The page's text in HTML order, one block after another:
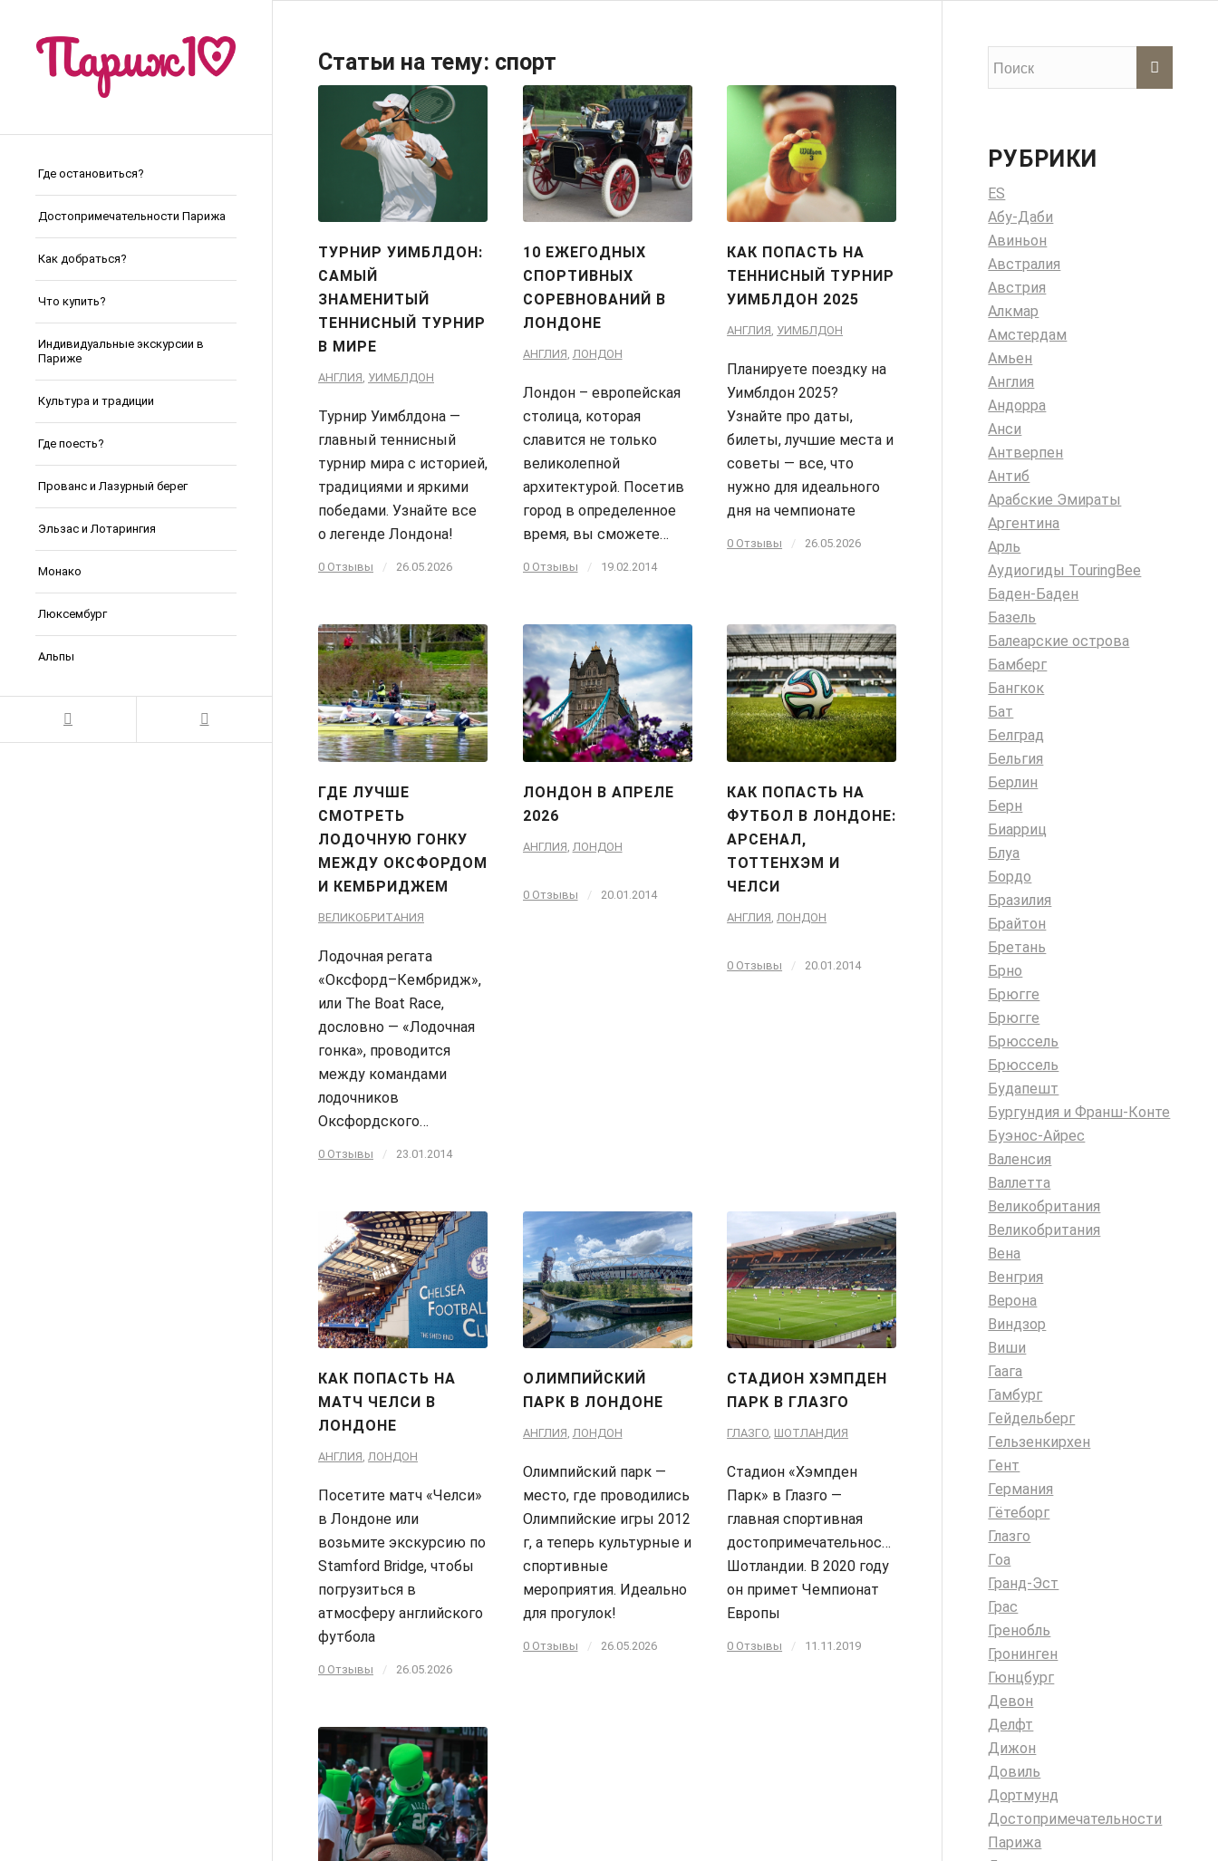
Где остановиться?
Достопримечательности Парижа
Как добраться?
Что купить?
Индивидуальные экскурсии в
Париже
Культура и традиции
Где поесть?
Прованс и Лазурный берег
Эльзас и Лотарингия
Монако
Люксембург
Альпы
Статьи на тему: спорт
ТУРНИР УИМБЛДОН:
САМЫЙ
ЗНАМЕНИТЫЙ
ТЕННИСНЫЙ ТУРНИР
В МИРЕ
АНГЛИЯ, УИМБЛДОН
Турнир Уимблдона —
главный теннисный
турнир мира с историей,
традициями и яркими
победами. Узнайте все
о легенде Лондона!
0 Отзывы / 26.05.2026
10 ЕЖЕГОДНЫХ
СПОРТИВНЫХ
СОРЕВНОВАНИЙ В
ЛОНДОНЕ
АНГЛИЯ, ЛОНДОН
Лондон – европейская
столица, которая
славится не только
великолепной
архитектурой. Посетив
город в определенное
время, вы сможете…
0 Отзывы / 19.02.2014
КАК ПОПАСТЬ НА
ТЕННИСНЫЙ ТУРНИР
УИМБЛДОН 2025
АНГЛИЯ, УИМБЛДОН
Планируете поездку на
Уимблдон 2025?
Узнайте про даты,
билеты, лучшие места и
советы — все, что
нужно для идеального
дня на чемпионате
0 Отзывы / 26.05.2026
ГДЕ ЛУЧШЕ
СМОТРЕТЬ
ЛОДОЧНУЮ ГОНКУ
МЕЖДУ ОКСФОРДОМ
И КЕМБРИДЖЕМ
ВЕЛИКОБРИТАНИЯ
Лодочная регата
«Оксфорд–Кембридж»,
или The Boat Race,
дословно — «Лодочная
гонка», проводится
между командами
лодочников
Оксфордского…
0 Отзывы / 23.01.2014
ЛОНДОН В АПРЕЛЕ
2026
АНГЛИЯ ЛОНДОН
0 Отзывы / 20.01.2014
КАК ПОПАСТЬ НА
ФУТБОЛ В ЛОНДОНЕ:
АРСЕНАЛ,
ТОТТЕНХЭМ И
ЧЕЛСИ
АНГЛИЯ ЛОНДОН
0 Отзывы / 20.01.2014
КАК ПОПАСТЬ НА
МАТЧ ЧЕЛСИ В
ЛОНДОНЕ
АНГЛИЯ ЛОНДОН
Посетите матч «Челси»
в Лондоне или
возьмите экскурсию по
Stamford Bridge, чтобы
погрузиться в
атмосферу английского
футбола
0 Отзывы / 26.05.2026
ОЛИМПИЙСКИЙ
ПАРК В ЛОНДОНЕ
АНГЛИЯ ЛОНДОН
Олимпийский парк —
место, где проводились
Олимпийские игры 2012
г, а теперь культурные и
спортивные
мероприятия. Идеально
для прогулок!
0 Отзывы / 26.05.2026
СТАДИОН ХЭМПДЕН
ПАРК В ГЛАЗГО
ГЛАЗГО ШОТЛАНДИЯ
Стадион «Хэмпден
Парк» в Глазго —
главная спортивная
достопримечательность
Шотландии. В 2020 году
он примет Чемпионат
Европы
0 Отзывы / 11.11.2019
РУБРИКИ
ES
Абу-Даби
Авиньон
Австралия
Австрия
Алкмар
Амстердам
Амьен
Англия
Андорра
Анси
Антверпен
Антиб
Арабские Эмираты
Аргентина
Арль
Аудиогиды TouringBee
Баден-Баден
Базель
Балеарские острова
Бамберг
Бангкок
Бат
Белград
Бельгия
Берлин
Берн
Биарриц
Блуа
Бордо
Бразилия
Брайтон
Бретань
Брно
Брюгге
Брюгге
Брюссель
Брюссель
Будапешт
Бургундия и Франш-Конте
Буэнос-Айрес
Валенсия
Валлетта
Великобритания
Великобритания
Вена
Венгрия
Верона
Виндзор
Виши
Гаага
Гамбург
Гейдельберг
Гельзенкирхен
Гент
Германия
Гётеборг
Глазго
Гоа
Гранд-Эст
Грас
Гренобль
Гронинген
Гюнцбург
Девон
Делфт
Дижон
Довиль
Дортмунд
Достопримечательности
Парижа